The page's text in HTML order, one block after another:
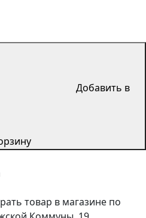
Добавить в
товар в магазине по